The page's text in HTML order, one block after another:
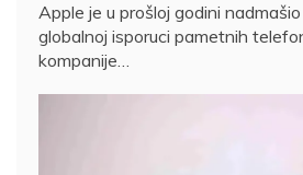
Apple je u prošloj godini
globalnoj isporuci pametnih
kompanije…